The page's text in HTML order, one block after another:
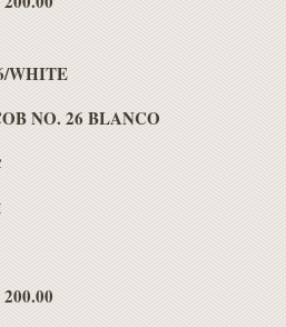
WHITE
NO. 26 BLANCO